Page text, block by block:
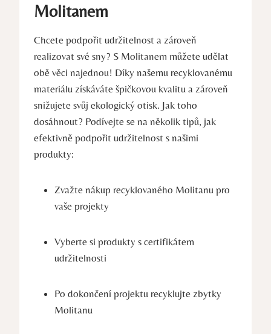
Molitanem
Chcete podpořit udržitelnost a zároveň
realizovat své sny? S Molitanem můžete udělat
obě věci najednou! Díky našemu recyklovanému
materiálu získáváte špičkovou kvalitu a zároveň
snižujete svůj ekologický otisk. Jak toho
dosáhnout? Podívejte se na několik tipů, jak
efektivně podpořit udržitelnost s našimi
produkty:
Zvažte nákup recyklovaného Molitanu pro
vaše projekty
Vyberte si produkty s certifikátem
udržitelnosti
Po dokončení projektu recyklujte zbytky
Molitanu